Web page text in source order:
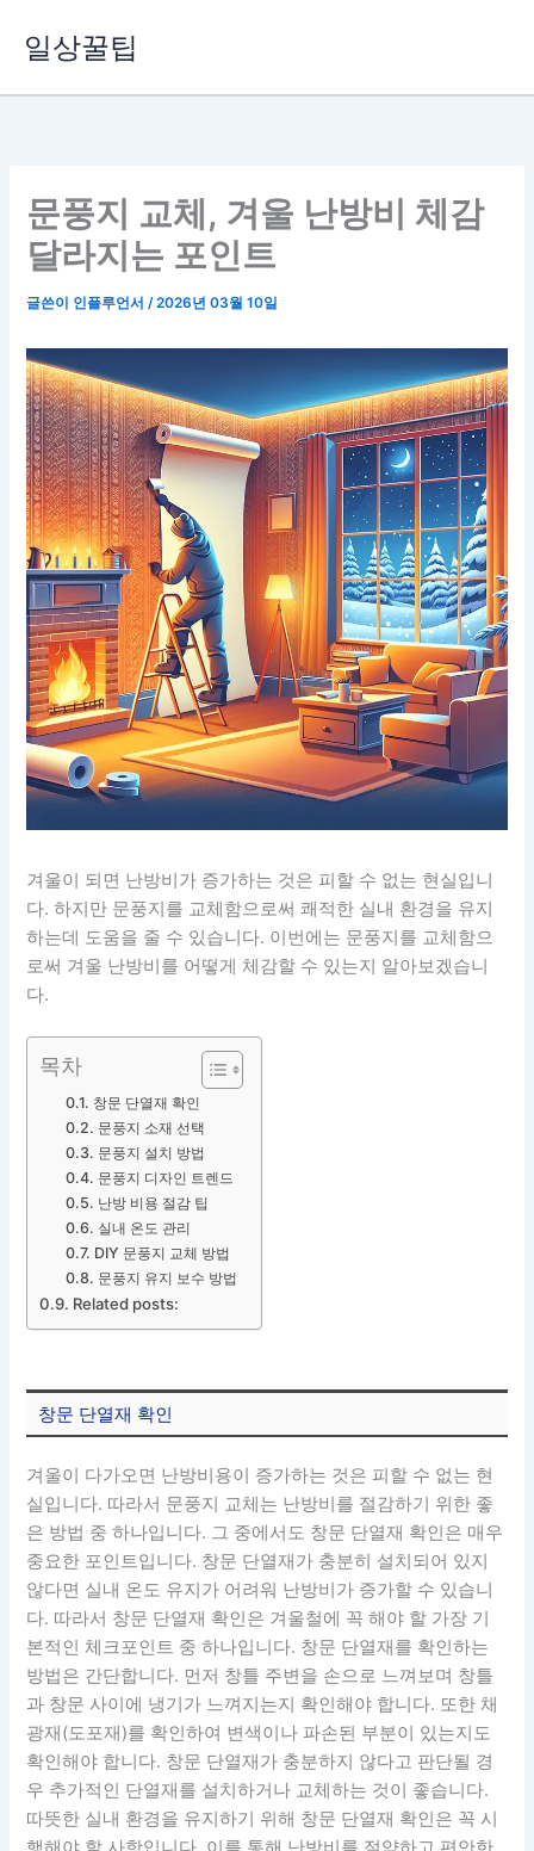
로
일상꿀팁
문풍지 교체, 겨울 난방비 체감
달라지는 포인트
글쓴이 인플루언서/2026년 03월 10일
겨울이 되면 난방비가 증가하는 것은 피할 수 없는 현실입니
다. 하지만 문풍지를 교체함으로써 쾌적한 실내 환경을 유지
하는데 도움을 줄 수 있습니다. 이번에는 문풍지를 교체함으
로써 겨울 난방비를 어떻게 체감할 수 있는지 알아보겠습니
다.
목차
창문 단열재 확인
문풍지 소재 선택
문풍지 설치 방법
문풍지 디자인 트렌드
난방 비용 절감 팁
실내 온도 관리
DIY 문풍지 교체 방법
문풍지 유지 보수 방법
Related posts:
창문 단열재 확인
겨울이 다가오면 난방비용이 증가하는 것은 피할 수 없는 현
실입니다. 따라서 문풍지 교체는 난방비를 절감하기 위한 좋
은 방법 중 하나입니다. 그 중에서도 창문 단열재 확인은 매우
중요한 포인트입니다. 창문 단열재가 충분히 설치되어 있지
않다면 실내 온도 유지가 어려워 난방비가 증가할 수 있습니
다. 따라서 창문 단열재 확인은 겨울철에 꼭 해야 할 가장 기
본적인 체크포인트 중 하나입니다. 창문 단열재를 확인하는
방법은 간단합니다. 먼저 창틀 주변을 손으로 느껴보며 창틀
과 창문 사이에 냉기가 느껴지는지 확인해야 합니다. 또한 채
광재(도포재)를 확인하여 변색이나 파손된 부분이 있는지도
확인해야 합니다. 창문 단열재가 충분하지 않다고 판단될 경
우 추가적인 단열재를 설치하거나 교체하는 것이 좋습니다.
따뜻한 실내 환경을 유지하기 위해 창문 단열재 확인은 꼭 시